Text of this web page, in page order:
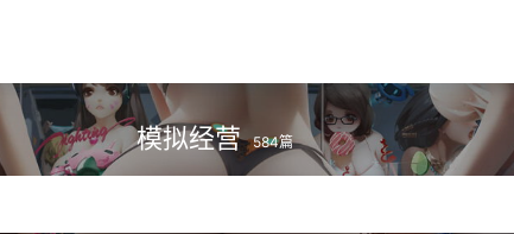
模拟经营 584篇